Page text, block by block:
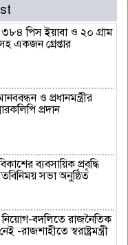
৩৮৪ পিস ইয়াবা ও ২০ গ্রাম
একজন গ্রেপ্তার
ও প্রধানমন্ত্রীর
প্রদান
ব্যবসায়িক প্রবৃদ্ধি
সভা অনুষ্ঠিত
বদলিতে রাজনৈতিক
-রাজশাহীতে স্বরাষ্ট্রমন্ত্রী